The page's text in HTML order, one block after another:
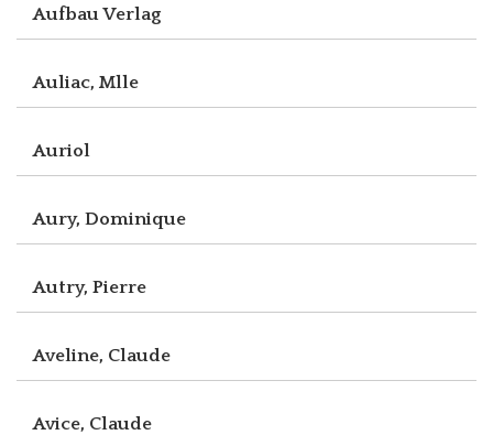
Aufbau Verlag
Auliac, Mlle
Auriol
Aury, Dominique
Autry, Pierre
Aveline, Claude
Avice, Claude